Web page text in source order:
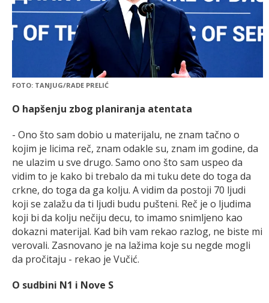
FOTO: TANJUG/RADE PRELIĆ
O hapšenju zbog planiranja atentata
- Ono što sam dobio u materijalu, ne znam tačno o
kojim je licima reč, znam odakle su, znam im godine, da
ne ulazim u sve drugo. Samo ono što sam uspeo da
vidim to je kako bi trebalo da mi tuku dete do toga da
crkne, do toga da ga kolju. A vidim da postoji 70 ljudi
koji se zalažu da ti ljudi budu pušteni. Reč je o ljudima
koji bi da kolju nečiju decu, to imamo snimljeno kao
dokazni materijal. Kad bih vam rekao razlog, ne biste mi
verovali. Zasnovano je na lažima koje su negde mogli
da pročitaju - rekao je Vučić.
O sudbini N1 i Nove S